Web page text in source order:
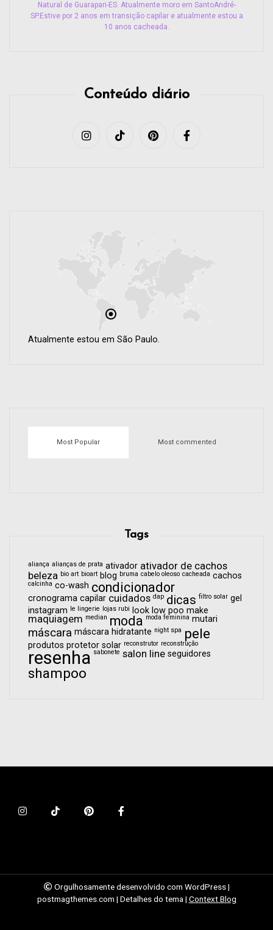
Natural de Guarapari-ES. Atualmente moro em SantoAndré-
SP.Estive por 2 anos em transição capilar e atualmente estou a
10 anos cacheada.
Conteúdo diário
Atualmente estou em São Paulo.
Most Popular Most commented
Tags
aliança alianças de prata ativador ativador de cachos
beleza bio art bioart blog bruma cabelo oleoso cacheada cachos
calcinha co-wash condicionador
cronograma capilar cuidados dap dicas filtro solar gel
instagram le lingerie lojas rubi look low poo make
maquiagem median moda moda feminina mutari
máscara máscara hidratante night spa pele
produtos protetor solar reconstrutor reconstrução
resenha sabonete salon line seguidores
shampoo
Orgulhosamente desenvolvido com WordPress|
postmagthemes.com | Detalhes do tema | Context Blog